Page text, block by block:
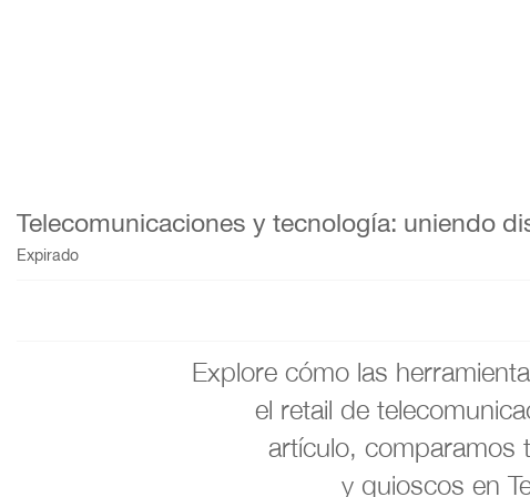
Telecomunicaciones y tecnología: uniendo
Expirado
Explore cómo las
el retail de
artículo, comparamos
y quioscos en